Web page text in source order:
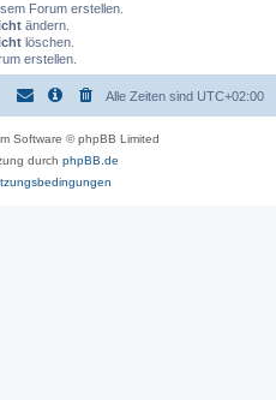
Forum erstellen.
ändern.
löschen.
erstellen.
Alle Zeiten sind UTC+02:00
Software © phpBB Limited
durch phpBB.de